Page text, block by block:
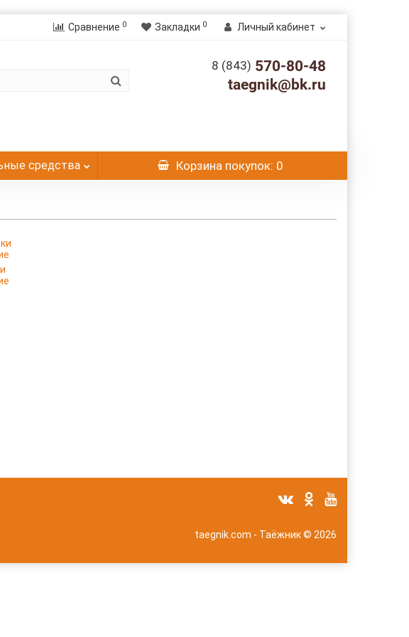
Сравнение 0 Закладки 0 Личный кабинет
8 (843) 570-80-48
taegnik@bk.ru
средства Корзина покупок: 0
taegnik.com - Таёжник © 2026